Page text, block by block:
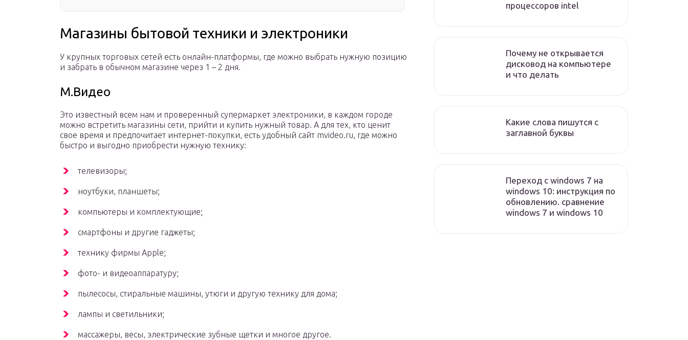
Магазины бытовой техники и электроники
У крупных торговых сетей есть онлайн-платформы, где можно выбрать нужную позицию
и забрать в обычном магазине через 1 – 2 дня.
М.Видео
Это известный всем нам и проверенный супермаркет электроники, в каждом городе
можно встретить магазины сети, прийти и купить нужный товар. А для тех, кто ценит
свое время и предпочитает интернет-покупки, есть удобный сайт mvideo.ru, где можно
быстро и выгодно приобрести нужную технику:
телевизоры;
ноутбуки, планшеты;
компьютеры и комплектующие;
смартфоны и другие гаджеты;
технику фирмы Apple;
фото- и видеоаппаратуру;
пылесосы, стиральные машины, утюги и другую технику для дома;
лампы и светильники;
массажеры, весы, электрические зубные щетки и многое другое.
процессоров intel
Почему не открывается
дисковод на компьютере
и что делать
Какие слова пишутся с
заглавной буквы
Переход с windows 7 на
windows 10: инструкция по
обновлению. сравнение
windows 7 и windows 10